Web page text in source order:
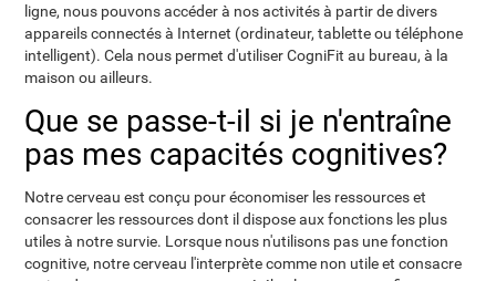
ligne, nous pouvons accéder à nos activités à partir de divers
appareils connectés à Internet (ordinateur, tablette ou téléphone
intelligent). Cela nous permet d'utiliser CogniFit au bureau, à la
maison ou ailleurs.
Que se passe-t-il si je n'entraîne
pas mes capacités cognitives?
Notre cerveau est conçu pour économiser les ressources et
consacrer les ressources dont il dispose aux fonctions les plus
utiles à notre survie. Lorsque nous n'utilisons pas une fonction
cognitive, notre cerveau l'interprète comme non utile et consacre